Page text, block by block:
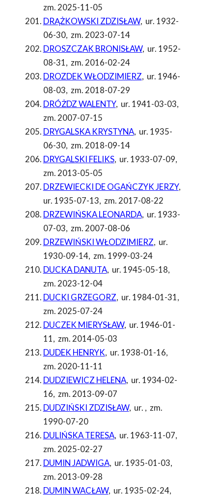
zm. 2025-11-05
DRĄŻKOWSKI ZDZISŁAW, ur. 1932-
06-30, zm. 2023-07-14
DROSZCZAK BRONISŁAW, ur. 1952-
08-31, zm. 2016-02-24
DROZDEK WŁODZIMIERZ, ur. 1946-
08-03, zm. 2018-07-29
DRÓŻDZ WALENTY, ur. 1941-03-03,
zm. 2007-07-15
DRYGALSKA KRYSTYNA, ur. 1935-
06-30, zm. 2018-09-14
DRYGALSKI FELIKS, ur. 1933-07-09,
zm. 2013-05-05
DRZEWIECKI DE OGAŃCZYK JERZY,
ur. 1935-07-13, zm. 2017-08-22
DRZEWIŃSKA LEONARDA, ur. 1933-
07-03, zm. 2007-08-06
DRZEWIŃSKI WŁODZIMIERZ, ur.
1930-09-14, zm. 1999-03-24
DUCKA DANUTA, ur. 1945-05-18,
zm. 2023-12-04
DUCKI GRZEGORZ, ur. 1984-01-31,
zm. 2025-07-24
DUCZEK MIERYSŁAW, ur. 1946-01-
11, zm. 2014-05-03
DUDEK HENRYK, ur. 1938-01-16,
zm. 2020-11-11
DUDZIEWICZ HELENA, ur. 1934-02-
16, zm. 2013-09-07
DUDZIŃSKI ZDZISŁAW, ur. , zm.
1990-07-20
DULIŃSKA TERESA, ur. 1963-11-07,
zm. 2025-02-27
DUMIN JADWIGA, ur. 1935-01-03,
zm. 2013-09-28
DUMIN WACŁAW, ur. 1935-02-24,